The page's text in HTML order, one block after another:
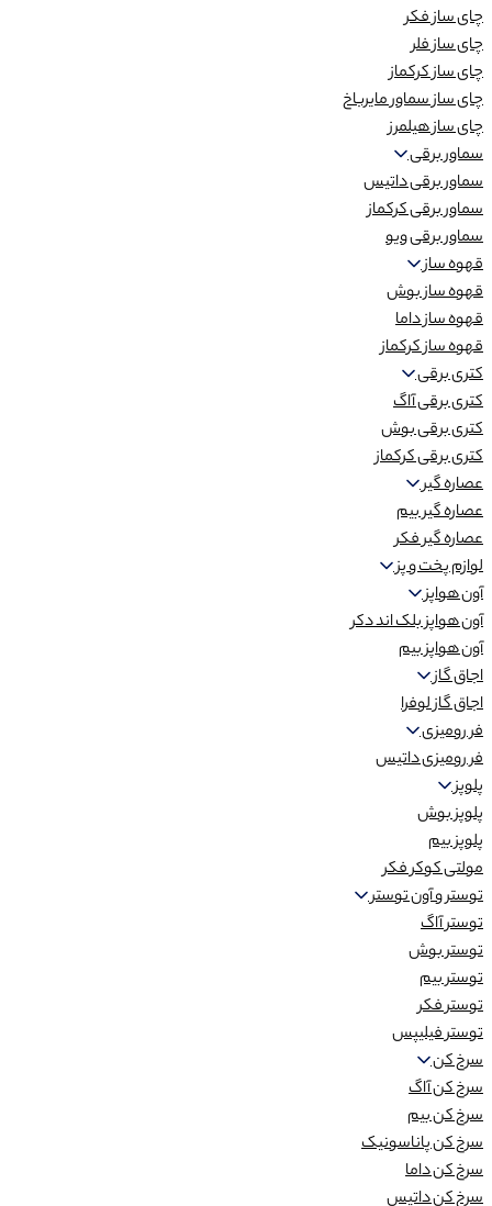
چای ساز فکر
چای ساز فلر
چای ساز کرکماز
چای ساز سماور مایرباخ
چای ساز هیلمرز
سماور برقی
سماور برقی داتیس
سماور برقی کرکماز
سماور برقی ویو
قهوه ساز
قهوه ساز بوش
قهوه ساز داما
قهوه ساز کرکماز
کتری برقی
کتری برقی آاگ
کتری برقی بوش
کتری برقی کرکماز
عصاره گیر
عصاره گیر بیم
عصاره گیر فکر
لوازم پخت و پز
آون هواپز
آون هواپز بلک اند دکر
آون هواپز بیم
اجاق گاز
اجاق گاز لوفرا
فر رومیزی
فر رومیزی داتیس
پلوپز
پلوپز بوش
پلوپز بیم
مولتی کوکر فکر
توستر و آون توستر
توستر آاگ
توستر بوش
توستر بیم
توستر فکر
توستر فیلیپس
سرخ کن
سرخ کن آاگ
سرخ کن بیم
سرخ کن پاناسونیک
سرخ کن داما
سرخ کن داتیس